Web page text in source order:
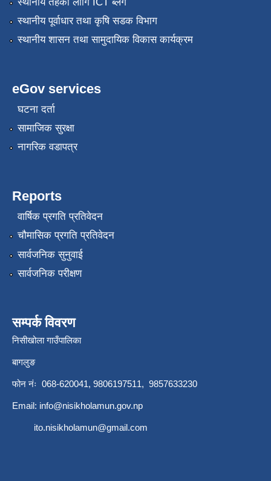
स्थानीय पूर्वाधार तथा कृषि सडक विभाग
स्थानीय शासन तथा सामुदायिक विकास कार्यक्रम
eGov services
घटना दर्ता
सामाजिक सुरक्षा
नागरिक वडापत्र
Reports
वार्षिक प्रगति प्रतिवेदन
चौमासिक प्रगति प्रतिवेदन
सार्वजनिक सुनुवाई
सार्वजनिक परीक्षण
सम्पर्क विवरण
निसीखोला गाउँपालिका
बागलुङ
फोन नंः 068-620041, 9806197511, 9857633230
Email: info@nisikholamun.gov.np
ito.nisikholamun@gmail.com